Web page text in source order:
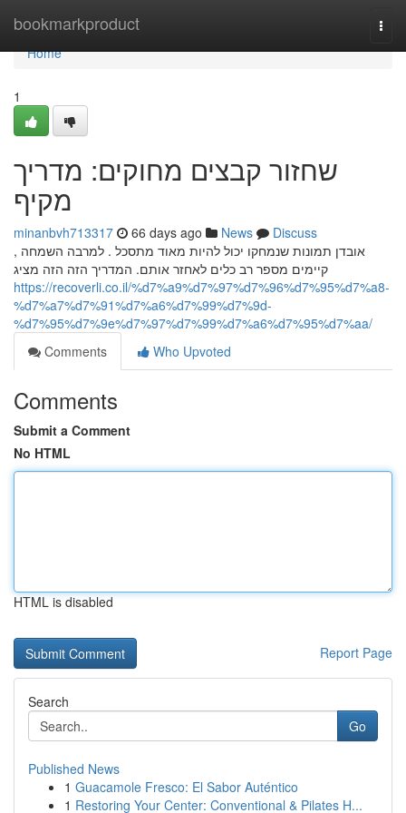
bookmarkproduct
Home
Home
1
שחזור קבצים מחוקים: מדריך
מקיף
minanbvh713317 66 days ago News
Discuss
אובדן תמונות שנמחקו יכול להיות מאוד מתסכל . למרבה השמחה ,
קיימים מספר רב כלים לאחזר אותם. המדריך הזה הזה מציג
https://recoverli.co.il/%d7%a9%d7%97%d7%96%d7%95%d7%a8-
%d7%a7%d7%91%d7%a6%d7%99%d7%9d-
%d7%95%d7%9e%d7%97%d7%99%d7%a6%d7%95%d7%aa/
Comments
Who Upvoted
Comments
Submit a Comment
No HTML
HTML is disabled
Report Page
Search
Go
Published News
1 Guacamole Fresco: El Sabor Auténtico
1 Restoring Your Center: Conventional & Pilates H...